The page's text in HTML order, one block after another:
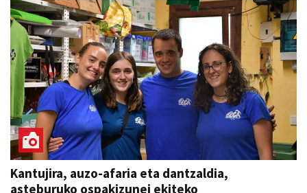
Kantujira, auzo-afaria eta dantzaldia,
asteburuko ospakizunei ekiteko